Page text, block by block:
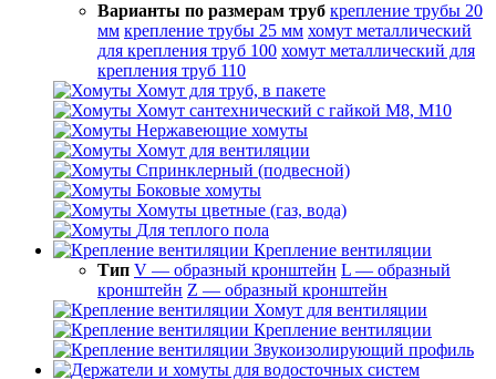
Варианты по размерам труб крепление трубы 20
мм крепление трубы 25 мм хомут металлический
для крепления труб 100 хомут металлический для
крепления труб 110
Хомут для труб, в пакете
Хомут сантехнический с гайкой М8, М10
Нержавеющие хомуты
Хомут для вентиляции
Спринклерный (подвесной)
Боковые хомуты
Хомуты цветные (газ, вода)
Для теплого пола
Крепление вентиляции
Тип V — образный кронштейн L — образный
кронштейн Z — образный кронштейн
Хомут для вентиляции
Крепление вентиляции
Звукоизолирующий профиль